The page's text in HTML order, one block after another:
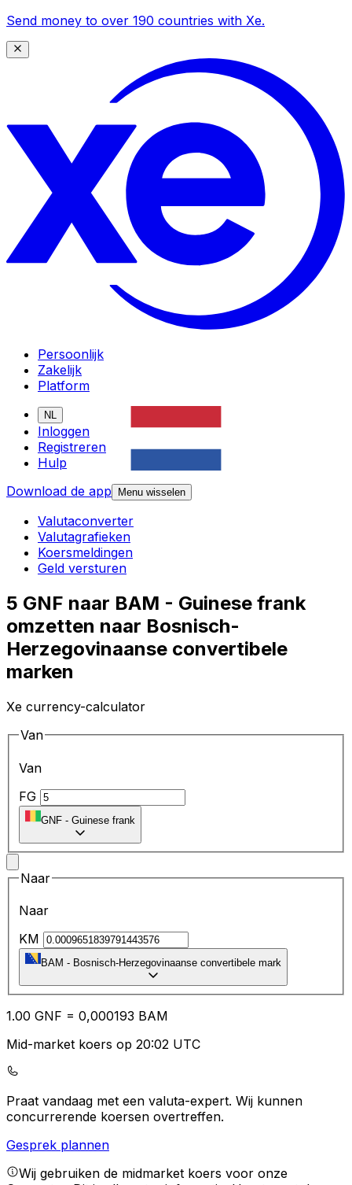
Send money to over 190 countries with Xe.
Persoonlijk
Zakelijk
Platform
NL
Inloggen
Registreren
Hulp
Download de app
Menu wisselen
Valutaconverter
Valutagrafieken
Koersmeldingen
Geld versturen
5 GNF naar BAM - Guinese frank
omzetten naar Bosnisch-
Herzegovinaanse convertibele
marken
Xe currency-calculator
Van
Van
FG
GNF - Guinese frank
Naar
Naar
KM
BAM - Bosnisch-Herzegovinaanse convertibele mark
1.00 GNF = 0,000193 BAM
Mid-market koers op 20:02 UTC
Praat vandaag met een valuta-expert. Wij kunnen
concurrerende koersen overtreffen.
Gesprek plannen
Wij gebruiken de midmarket koers voor onze